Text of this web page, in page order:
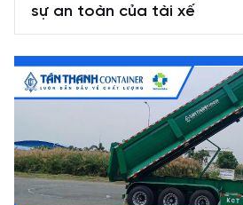
sự an toàn của tài xế